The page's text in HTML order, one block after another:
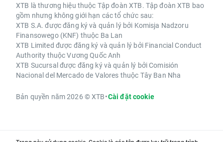
XTB là thương hiệu thuộc Tập đoàn XTB. Tập đoàn XTB bao
gồm nhưng không giới hạn các tổ chức sau:
XTB S.A. được đăng ký và quản lý bởi Komisja Nadzoru
Finansowego (KNF) thuộc Ba Lan
XTB Limited được đăng ký và quản lý bởi Financial Conduct
Authority thuộc Vương Quốc Anh
XTB Sucursal được đăng ký và quản lý bởi Comisión
Nacional del Mercado de Valores thuộc Tây Ban Nha
Bản quyền năm 2026 © XTB•Cài đặt cookie